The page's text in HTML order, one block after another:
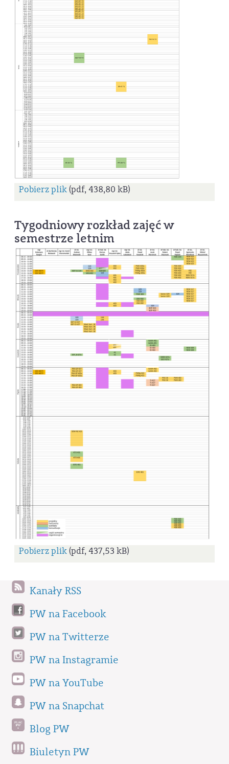
Pobierz plik(pdf, 438,80 kB)
Tygodniowy rozkład zajęć w
semestrze letnim
Pobierz plik(pdf, 437,53 kB)
Kanały RSS
PW na Facebook
PW na Twitterze
PW na Instagramie
PW na YouTube
PW na Snapchat
Blog PW
Biuletyn PW